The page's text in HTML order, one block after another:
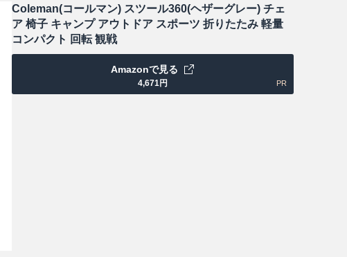
Coleman(コールマン) スツール360(ヘザーグレー) チェ
ア 椅子 キャンプ アウトドア スポーツ 折りたたみ 軽量
コンパクト 回転 観戦
4,671円
Amazonで見る
PR